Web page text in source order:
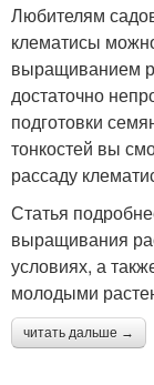
Любителям
клематисы
выращиванием
достаточно
подготовки
тонкостей вы
рассаду
Статья
выращивания
условиях, а
молодыми
читать дальше →